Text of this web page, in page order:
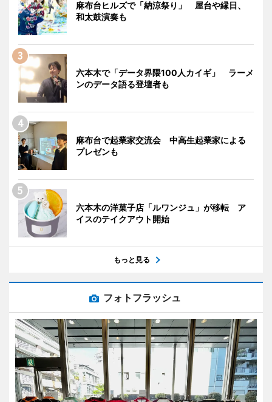
麻布台ヒルズで「納涼祭り」 屋台や縁日、
和太鼓演奏も
六本木で「データ界隈100人カイギ」 ラーメ
ンのデータ語る登壇者も
麻布台で起業家交流会 中高生起業家による
プレゼンも
六本木の洋菓子店「ルワンジュ」が移転 ア
イスのテイクアウト開始
もっと見る
フォトフラッシュ